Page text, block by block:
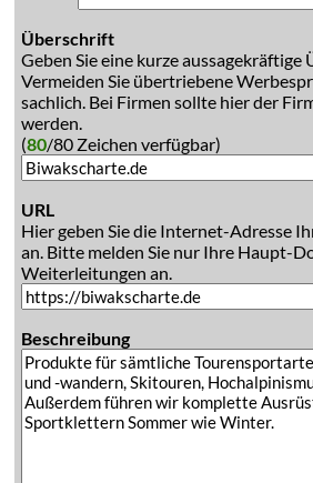
Überschrift
Geben Sie eine kurze aussagekräftige
Vermeiden Sie übertriebene
sachlich. Bei Firmen sollte hier der
werden.
(80/80 Zeichen verfügbar)
URL
Hier geben Sie die Internet-Adresse
an. Bitte melden Sie nur Ihre Haupt-
Weiterleitungen an.
Beschreibung